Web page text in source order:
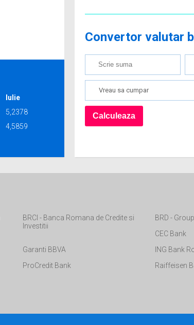
Iulie
5,2378
4,5859
Convertor valutar
Vreau sa cumpar
BRCI - Banca Romana de Credite si
Investitii
BRD -
CEC Bank
Garanti BBVA
ING Bank
ProCredit Bank
Raiffeisen